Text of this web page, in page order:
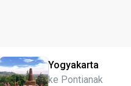
Yogyakarta
ke Pontianak